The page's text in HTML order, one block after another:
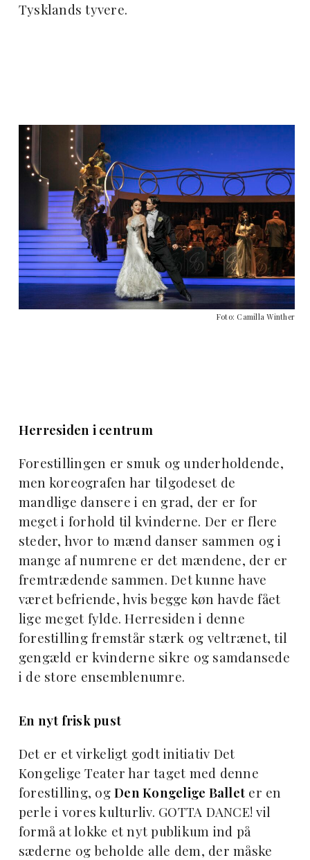
Tysklands tyvere.
Foto: Camilla Winther
Herresiden i centrum
Forestillingen er smuk og underholdende,
men koreografen har tilgodeset de
mandlige dansere i en grad, der er for
meget i forhold til kvinderne. Der er flere
steder, hvor to mænd danser sammen og i
mange af numrene er det mændene, der er
fremtrædende sammen. Det kunne have
været befriende, hvis begge køn havde fået
lige meget fylde. Herresiden i denne
forestilling fremstår stærk og veltrænet, til
gengæld er kvinderne sikre og samdansede
i de store ensemblenumre.
En nyt frisk pust
Det er et virkeligt godt initiativ Det
Kongelige Teater har taget med denne
forestilling, ogDen Kongelige Ballet er en
perle i vores kulturliv. GOTTA DANCE! vil
formå at lokke et nyt publikum ind på
sæderne og beholde alle dem, der måske